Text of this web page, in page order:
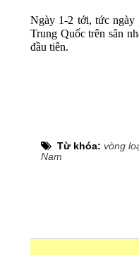
Ngày 1-2 tới, tức ngày
Trung Quốc trên sân
đầu tiên.
Từ khóa: vòng
Nam